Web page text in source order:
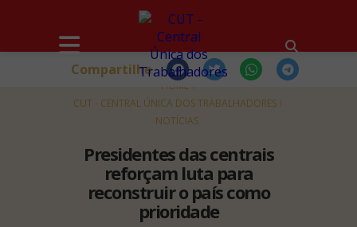
HOME
CUT - CENTRAL ÚNICA DOS TRABALHADORES
NOTÍCIAS
Presidentes das centrais
reforçam luta para
reconstruir o país como
prioridade
Compartilhe